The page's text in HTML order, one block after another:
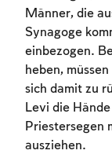
Männer, die
Synagoge
einbezogen.
heben,
sich damit zu
Levi die
Priestersegen
ausziehen.